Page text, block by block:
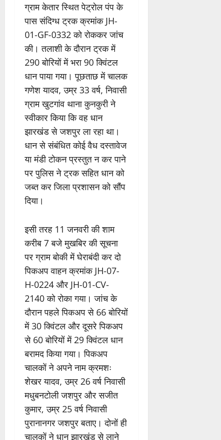
ग्राम केतार स्थित पेट्रोल पंप के
पास संदिग्ध ट्रक क्रमांक JH-
01-GF-0332 को रोककर जांच
की। तलाशी के दौरान ट्रक में
290 बोरियों में भरा 90 क्विंटल
धान पाया गया। पूछताछ में चालक
गणेश यादव, उम्र 33 वर्ष, निवासी
ग्राम खुटगांव थाना कुनकुरी ने
स्वीकार किया कि वह धान
झारखंड से जशपुर ला रहा था।
धान से संबंधित कोई वैध दस्तावेज
या मंडी टोकन प्रस्तुत न कर पाने
पर पुलिस ने ट्रक सहित धान को
जब्त कर जिला प्रशासन को सौंप
दिया।
इसी तरह 11 जनवरी की शाम
करीब 7 बजे मुखबिर की सूचना
पर ग्राम बोकी में घेराबंदी कर दो
पिकअप वाहन क्रमांक JH-07-
H-0224 और JH-01-CV-
2140 को रोका गया। जांच के
दौरान पहले पिकअप से 66 बोरियों
में 30 क्विंटल और दूसरे पिकअप
से 60 बोरियों में 29 क्विंटल धान
बरामद किया गया। पिकअप
चालकों ने अपने नाम क्रमशः
शेखर यादव, उम्र 26 वर्ष निवासी
मधुबनटोली जशपुर और सजीत
कुमार, उम्र 25 वर्ष निवासी
पुरानानगर जशपुर बताए। दोनों ही
चालकों ने धान झारखंड से लाने